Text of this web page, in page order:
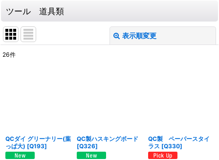
ツール 道具類
表示順変更
26件
QCダイ グリーナリー(葉
っぱ大) [Q193]
QC製ハスキングボード
[Q326]
QC製 ペーパースタイ
ラス [Q330]